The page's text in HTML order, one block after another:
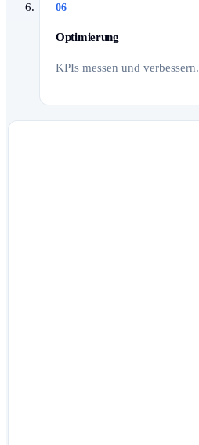
06
Optimierung
KPIs messen und verbessern.